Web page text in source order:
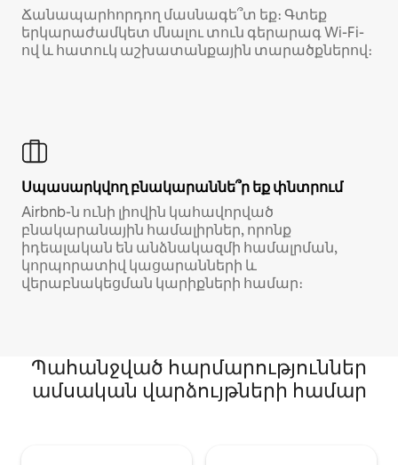
Ճանապարհորդող մասնագե՞տ եք։ Գտեք
երկարաժամկետ մնալու տուն գերարագ Wi-Fi-
ով և հատուկ աշխատանքային տարածքներով։
Սպասարկվող բնակարաննե՞ր եք փնտրում
Airbnb-ն ունի լիովին կահավորված
բնակարանային համալիրներ, որոնք
իդեալական են անձնակազմի համալրման,
կորպորատիվ կացարանների և
վերաբնակեցման կարիքների համար։
Պահանջված հարմարություններ
ամսական վարձույթների համար